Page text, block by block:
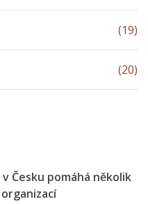
(19)
(20)
v Česku pomáhá několik